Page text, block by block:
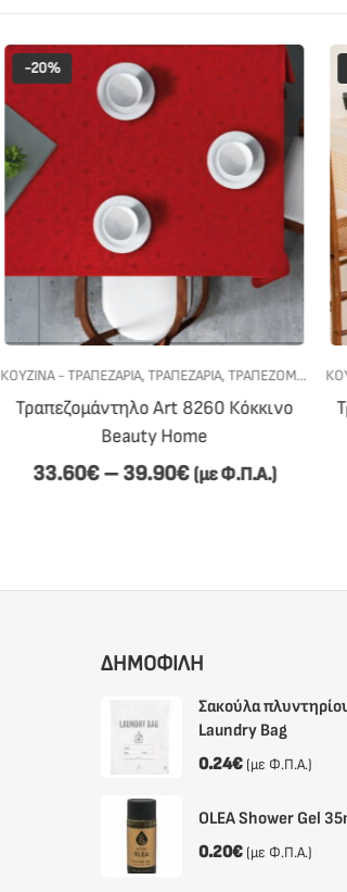
-20%
ΚΟΥΖΙΝΑ - ΤΡΑΠΕΖΑΡΙΑ,ΤΡΑΠΕΖΑΡΙΑ,ΤΡΑΠΕΖΟΜΑΝΤΗΛΑ
Τραπεζομάντηλο Art 8260 Κόκκινο
Beauty Home
33.60€–39.90€(με Φ.Π.Α.)
ΔΗΜΟΦΙΛΗ
Σακούλα
Laundry Bag
0.24€ (με Φ.Π.Α.)
OLEA Shower Gel
0.20€ (με Φ.Π.Α.)